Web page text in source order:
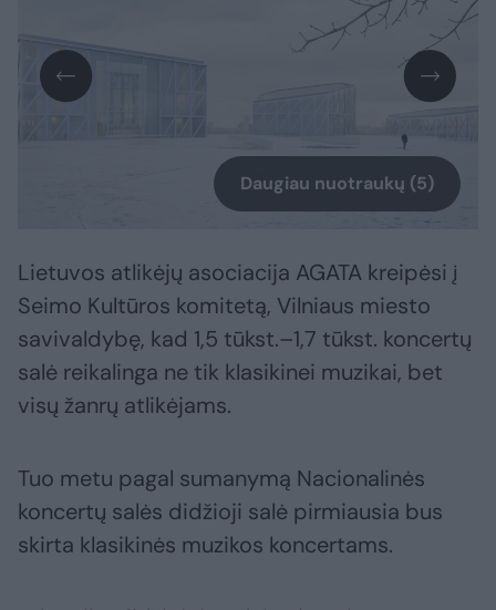
Daugiau nuotraukų (5)
Lietuvos atlikėjų asociacija AGATA kreipėsi į
Seimo Kultūros komitetą, Vilniaus miesto
savivaldybę, kad 1,5 tūkst.–1,7 tūkst. koncertų
salė reikalinga ne tik klasikinei muzikai, bet
visų žanrų atlikėjams.
Tuo metu pagal sumanymą Nacionalinės
koncertų salės didžioji salė pirmiausia bus
skirta klasikinės muzikos koncertams.